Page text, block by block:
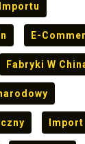
E-
Fabryki W
Import